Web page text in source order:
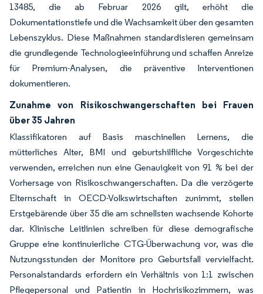
13485, die ab Februar 2026 gilt, erhöht die
Dokumentationstiefe und die Wachsamkeit über den gesamten
Lebenszyklus. Diese Maßnahmen standardisieren gemeinsam
die grundlegende Technologieeinführung und schaffen Anreize
für Premium-Analysen, die präventive Interventionen
dokumentieren.
Zunahme von Risikoschwangerschaften bei Frauen
über 35 Jahren
Klassifikatoren auf Basis maschinellen Lernens, die
mütterliches Alter, BMI und geburtshilfliche Vorgeschichte
verwenden, erreichen nun eine Genauigkeit von 91 % bei der
Vorhersage von Risikoschwangerschaften. Da die verzögerte
Elternschaft in OECD-Volkswirtschaften zunimmt, stellen
Erstgebärende über 35 die am schnellsten wachsende Kohorte
dar. Klinische Leitlinien schreiben für diese demografische
Gruppe eine kontinuierliche CTG-Überwachung vor, was die
Nutzungsstunden der Monitore pro Geburtsfall vervielfacht.
Personalstandards erfordern ein Verhältnis von 1:1 zwischen
Pflegepersonal und Patientin in Hochrisikozimmern, was